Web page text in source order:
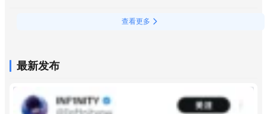
查看更多
最新发布